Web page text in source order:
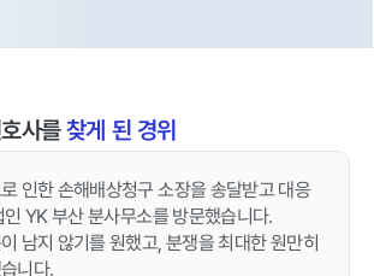
사를찾게 된 경위
인한 손해배상청구 소장을 송달받고 대응
YK 부산 분사무소를 방문했습니다.
남지 않기를 원했고, 분쟁을 최대한 원만히
니다.